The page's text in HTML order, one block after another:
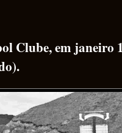
Clube, em janeiro